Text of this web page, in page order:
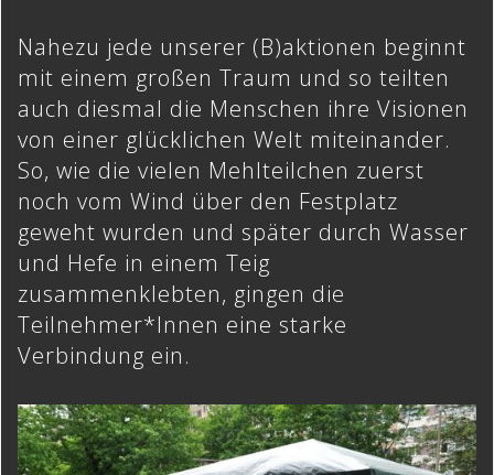
Nahezu jede unserer (B)aktionen beginnt
mit einem großen Traum und so teilten
auch diesmal die Menschen ihre Visionen
von einer glücklichen Welt miteinander.
So, wie die vielen Mehlteilchen zuerst
noch vom Wind über den Festplatz
geweht wurden und später durch Wasser
und Hefe in einem Teig
zusammenklebten, gingen die
Teilnehmer*Innen eine starke
Verbindung ein.